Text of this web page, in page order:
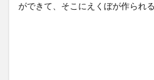
ができて、そこにえくぼが作られ